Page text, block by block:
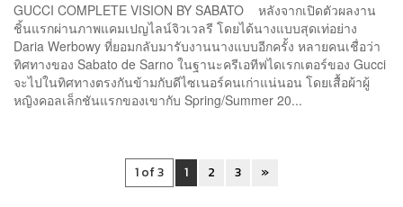
GUCCI COMPLETE VISION BY SABATO หลังจากเปิดตัวผลงาน
ชิ้นแรกผ่านภาพแคมเปญไลน์จิวเวลรี โดยได้นางแบบสุดเท่อย่าง
Daria Werbowy ที่ยอมกลับมารับงานนางแบบอีกครั้ง หลายคนเชื่อว่า
ทิศทางของ Sabato de Sarno ในฐานะครีเอทีฟไดเรกเตอร์ของ Gucci
จะไปในทิศทางตรงกันข้ามกับดีไซเนอร์คนเก่าแน่นอน โดยเสื้อผ้าผู้
หญิงคอลเล็กชันแรกของเขากับ Spring/Summer 20...
1 of 3 1 2 3 »